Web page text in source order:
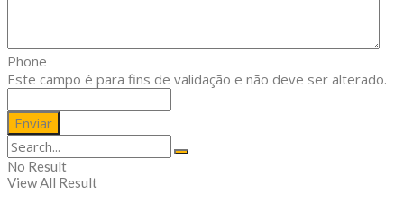
Phone
Este campo é para fins de validação e não deve ser alterado.
No Result
View All Result